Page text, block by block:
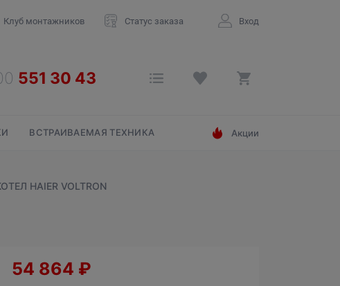
Клуб монтажников Статус заказа Вход
ВСТРАИВАЕМАЯ ТЕХНИКА Акции
HAIER VOLTRON
54 864 ₽